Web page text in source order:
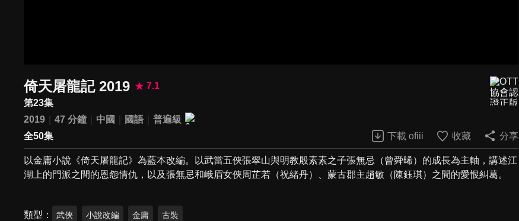
倚天屠龍記 2019
7.1
第23集
2019
47 分鐘 中國 國語
普遍級
全50集
下載 ofiii 收藏 分享
以金庸小說《倚天屠龍記》為藍本改編。以武當五俠張翠山與明教殷素素之子張無忌（曾舜晞）的成長為主軸，講述江
湖上的門派之間的恩怨情仇，以及張無忌和峨眉女俠周芷若（祝緒丹）、蒙古郡主趙敏（陳鈺琪）之間的愛恨糾葛。
類型 武俠 小說改編 金庸 古裝